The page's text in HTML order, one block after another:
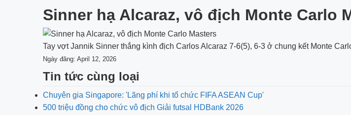
Sinner hạ Alcaraz, vô địch Monte Carlo
Tay vợt Jannik Sinner thắng kình địch Carlos Alcaraz 7-6(5), 6-3 ở chung kết Monte
Ngày đăng: April 12, 2026
Tin tức cùng loại
Chuyên gia Singapore: 'Lãng phí khi tổ chức FIFA ASEAN Cup'
500 triệu đồng cho chức vô địch Giải futsal HDBank 2026